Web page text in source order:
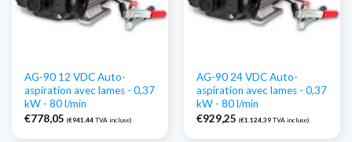
AG-90 12 VDC Auto-
aspiration avec lames - 0,37
kW - 80 l/min
€778,05 (€941,44 TVA incluse)
AG-90 24 VDC Auto-
aspiration avec lames - 0,37
kW - 80 l/min
€929,25 (€1.124,39 TVA incluse)